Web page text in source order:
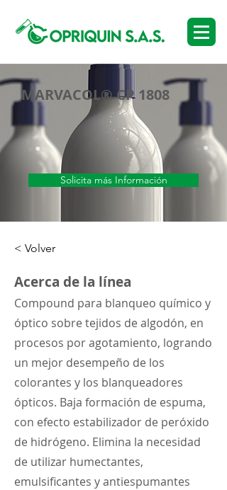
MARVACOL® CP 1808
Solicita más Información
< Volver
Acerca de la línea
Compound para blanqueo químico y
óptico sobre tejidos de algodón, en
procesos por agotamiento, logrando
un mejor desempeño de los
colorantes y los blanqueadores
ópticos. Baja formación de espuma,
con efecto estabilizador de peróxido
de hidrógeno. Elimina la necesidad
de utilizar humectantes,
emulsificantes y antiespumantes